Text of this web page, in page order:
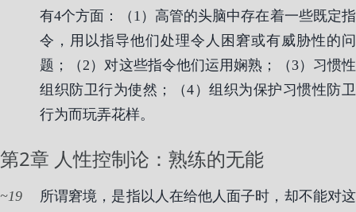
有4个方面：（1）高管的头脑中存在着一些既定指
令，用以指导他们处理令人困窘或有威胁性的问
题；（2）对这些指令他们运用娴熟；（3）习惯性
组织防卫行为使然；（4）组织为保护习惯性防卫
行为而玩弄花样。
第2章 人性控制论：熟练的无能
19
所谓窘境，是指以人在给他人面子时，却不能对这